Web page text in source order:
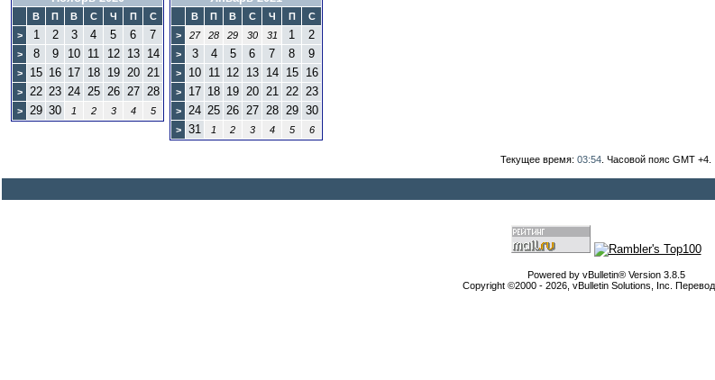
В П В С Ч П
С
>
1 2 3 4 5 6 7
> 8 9 10 11 12 13 14
> 15 16 17 18 19 20 21
> 22 23 24 25 26 27 28
> 29 30 1 2 3 4 5
В П В С Ч П
С
>
27 28 29 30 31 1 2
> 3 4 5 6 7 8 9
> 10 11 12 13 14 15 16
> 17 18 19 20 21 22 23
> 24 25 26 27 28 29 30
> 31 1 2 3 4 5 6
Текущее время: 03:54 . Часовой пояс GMT +4.
Powered by vBulletin® Version 3.8.5
Copyright ©2000 - 2026, vBulletin Solutions, Inc.